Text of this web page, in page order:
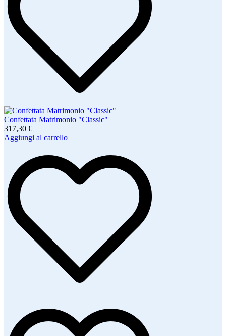
Confettata Matrimonio "Classic"
317,30 €
Aggiungi al carrello